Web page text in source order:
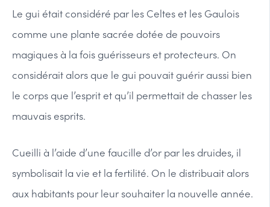
Le gui était considéré par les Celtes et les Gaulois
comme une plante sacrée dotée de pouvoirs
magiques à la fois guérisseurs et protecteurs. On
considérait alors que le gui pouvait guérir aussi bien
le corps que l’esprit et qu’il permettait de chasser les
mauvais esprits.
Cueilli à l’aide d’une faucille d’or par les druides, il
symbolisait la vie et la fertilité. On le distribuait alors
aux habitants pour leur souhaiter la nouvelle année.